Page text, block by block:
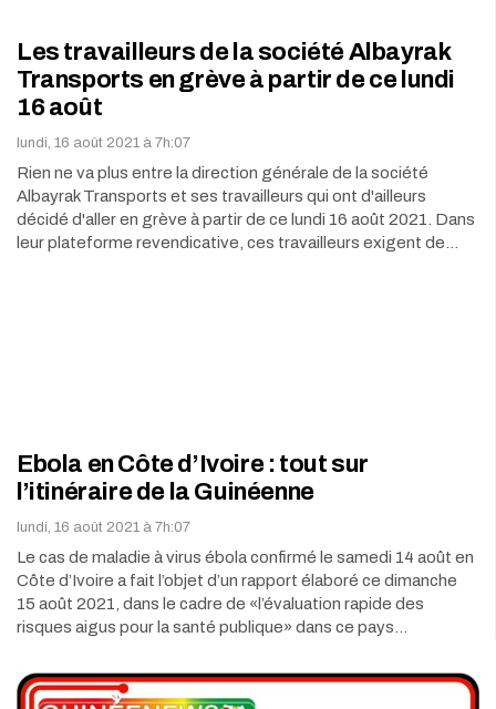
Les travailleurs de la société Albayrak
Transports en grève à partir de ce lundi
16 août
lundi, 16 août 2021 à 7h:07
Rien ne va plus entre la direction générale de la société
Albayrak Transports et ses travailleurs qui ont d'ailleurs
décidé d'aller en grève à partir de ce lundi 16 août 2021. Dans
leur plateforme revendicative, ces travailleurs exigent de…
Ebola en Côte d’Ivoire : tout sur
l’itinéraire de la Guinéenne
lundi, 16 août 2021 à 7h:07
Le cas de maladie à virus ébola confirmé le samedi 14 août en
Côte d’Ivoire a fait l’objet d’un rapport élaboré ce dimanche
15 août 2021, dans le cadre de «l’évaluation rapide des
risques aigus pour la santé publique» dans ce pays…